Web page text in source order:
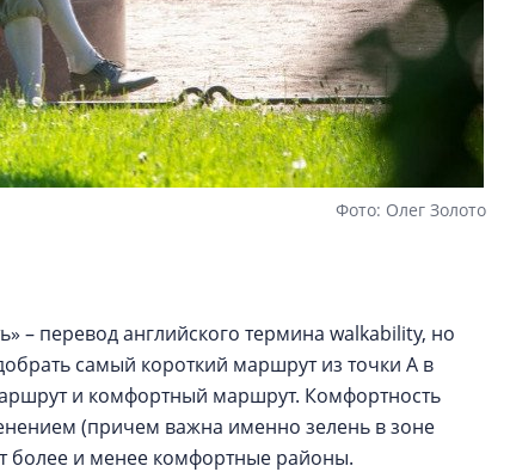
Фото: Олег Золото
– перевод английского термина walkability, но
самый короткий маршрут из точки А в
и комфортный маршрут. Комфортность
(причем важна именно зелень в зоне
более и менее комфортные районы.